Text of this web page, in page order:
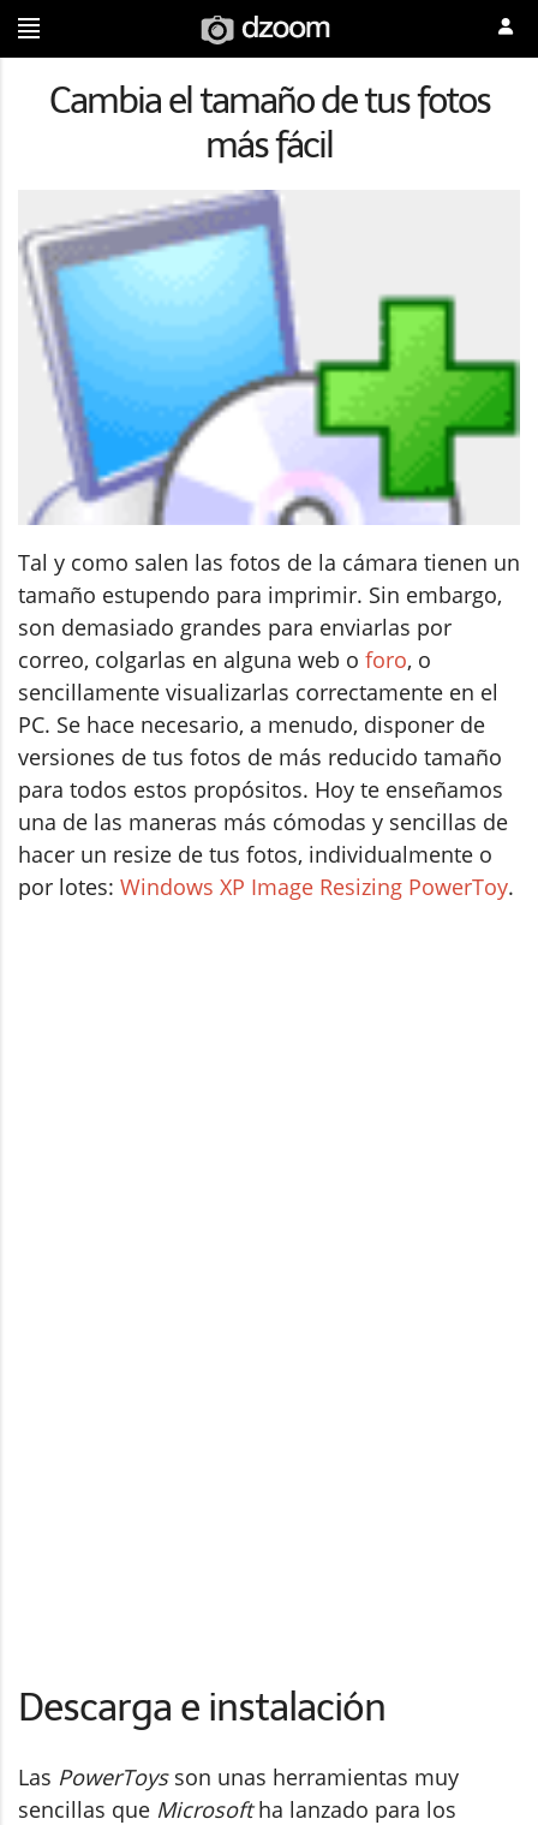
Cambia el tamaño de tus fotos
más fácil
Tal y como salen las fotos de la cámara tienen un
tamaño estupendo para imprimir. Sin embargo,
son demasiado grandes para enviarlas por
correo, colgarlas en alguna web o foro, o
sencillamente visualizarlas correctamente en el
PC. Se hace necesario, a menudo, disponer de
versiones de tus fotos de más reducido tamaño
para todos estos propósitos. Hoy te enseñamos
una de las maneras más cómodas y sencillas de
hacer un resize de tus fotos, individualmente o
por lotes: Windows XP Image Resizing PowerToy.
Descarga e instalación
Las PowerToysson unas herramientas muy
sencillas que Microsoftha lanzado para los